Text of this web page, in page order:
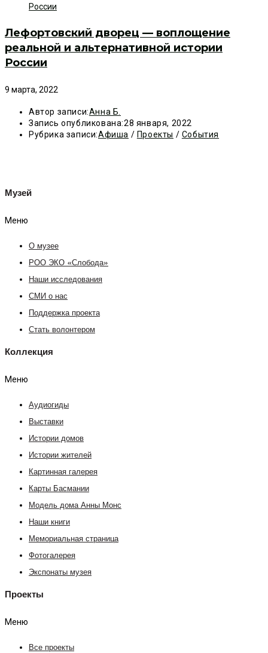
Лефортовский дворец — воплощение
реальной и альтернативной истории
России
9 марта, 2022
Автор записи:Анна Б.
Запись опубликована:28 января, 2022
Рубрика записи:Афиша / Проекты / События
Музей
Меню
О музее
РОО ЭКО «Слобода»
Наши исследования
СМИ о нас
Поддержка проекта
Стать волонтером
Коллекция
Меню
Аудиогиды
Выставки
Истории домов
Истории жителей
Картинная галерея
Карты Басмании
Модель дома Анны Монс
Наши книги
Мемориальная страница
Фотогалерея
Экспонаты музея
Проекты
Меню
Все проекты